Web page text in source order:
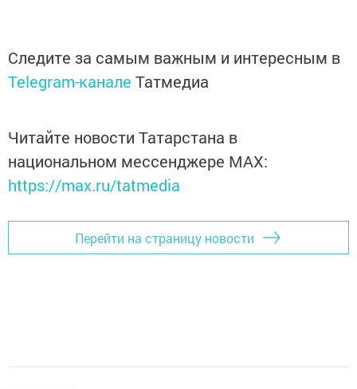
Следите за самым важным и интересным в
Telegram-канале Татмедиа
Читайте новости Татарстана в
национальном мессенджере MАХ:
https://max.ru/tatmedia
Перейти на страницу новости